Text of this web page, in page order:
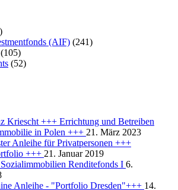
(AIF) (241)
(105)
(52)
Kriescht +++ Errichtung und Betreiben
in Polen +++ 21. März 2023
Anleihe für Privatpersonen +++
+++ 21. Januar 2019
Renditefonds I 6.
Anleihe - "Portfolio Dresden"+++ 14.